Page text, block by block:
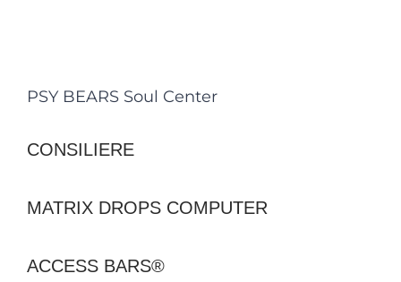
PSY BEARS Soul Center
CONSILIERE
MATRIX DROPS COMPUTER
ACCESS BARS®